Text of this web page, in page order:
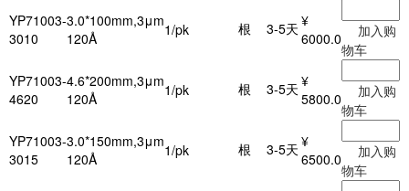
YP71003-
3010
3.0*100mm,3μm
120Å
1/pk 根 3-5天 ¥
6000.0
加入购
物车
YP71003-
4620
4.6*200mm,3μm
120Å
1/pk 根 3-5天 ¥
5800.0
加入购
物车
YP71003-
3015
3.0*150mm,3μm
120Å
1/pk 根 3-5天 ¥
6500.0
加入购
物车